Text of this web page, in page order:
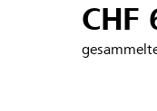
CHF